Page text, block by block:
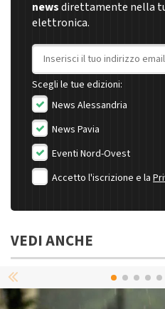
newsdirettamente nella
elettronica.
Indirizzo email
Scegli le tue edizioni:
News Alessandria
News Pavia
Eventi Nord-Ovest
Accetto l'iscrizione e la
VEDI ANCHE